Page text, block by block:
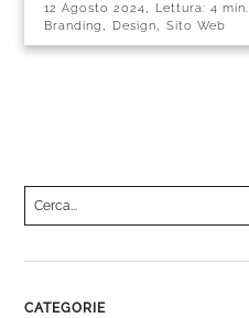
12 Agosto 2024 Lettura: 4 min.
Branding
Design ,Sito Web
Cerca
per:
CATEGORIE